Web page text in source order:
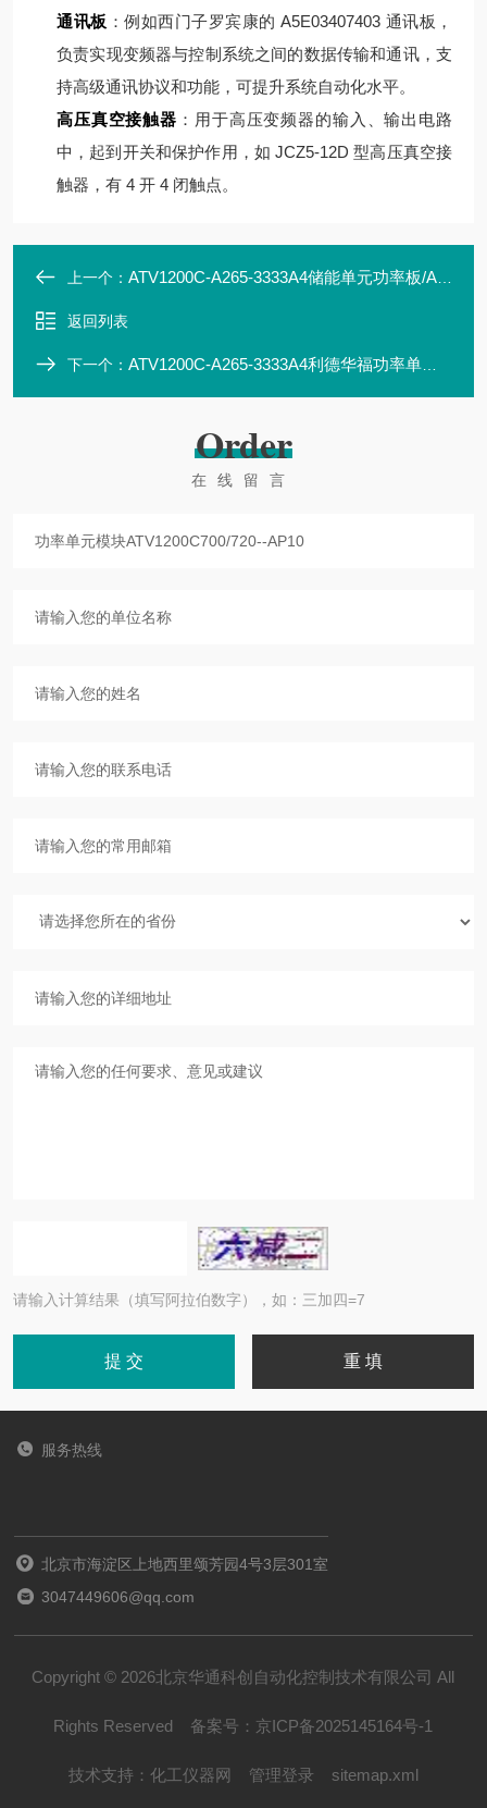
通讯板 ：例如西门子罗宾康的 A5E03407403 通讯板，
负责实现变频器与控制系统之间的数据传输和通讯，支
持高级通讯协议和功能，可提升系统自动化水平。
高压真空接触器 ：用于高压变频器的输入、输出电路
中，起到开关和保护作用，如 JCZ5-12D 型高压真空接
触器，有 4 开 4 闭触点。
上一个： ATV1200C-A265-3333A4储能单元功率板/ASY01-PC1602/DR1/GD5000
返回列表
下一个： ATV1200C-A265-3333A4利德华福功率单元模块HARS700/720-AN01
Order
在线留言
请输入计算结果（填写阿拉伯数字），如：三加四=7
服务热线
北京市海淀区上地西里颂芳园4号3层301室
3047449606@qq.com
Copyright © 2026北京华通科创自动化控制技术有限公司 All
Rights Reserved 备案号： 京ICP备2025145164号-1
技术支持： 化工仪器网 管理登录 sitemap.xml